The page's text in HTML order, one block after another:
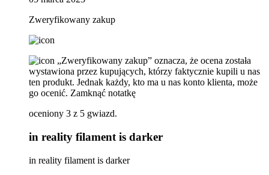
Zweryfikowany zakup
„Zweryfikowany zakup” oznacza, że ​​ocena została
wystawiona przez kupujących, którzy faktycznie kupili u nas
ten produkt. Jednak każdy, kto ma u nas konto klienta, może
go ocenić. Zamknąć notatkę
oceniony 3 z 5 gwiazd.
in reality filament is darker
in reality filament is darker